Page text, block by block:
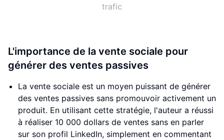
trafic
L'importance de la vente sociale pour
générer des ventes passives
La vente sociale est un moyen puissant de générer
des ventes passives sans promouvoir activement un
produit. En utilisant cette stratégie, l'auteur a réussi
à réaliser 10 000 dollars de ventes sans en parler
sur son profil LinkedIn, simplement en commentant